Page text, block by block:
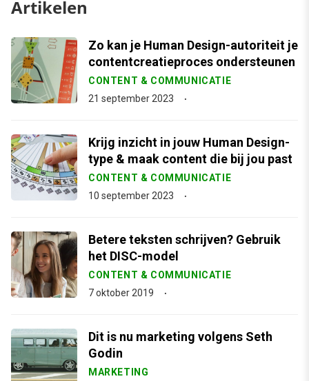
Artikelen
Zo kan je Human Design-autoriteit je
contentcreatieproces ondersteunen
CONTENT & COMMUNICATIE
21 september 2023
Krijg inzicht in jouw Human Design-
type & maak content die bij jou past
CONTENT & COMMUNICATIE
10 september 2023
Betere teksten schrijven? Gebruik
het DISC-model
CONTENT & COMMUNICATIE
7 oktober 2019
Dit is nu marketing volgens Seth
Godin
MARKETING